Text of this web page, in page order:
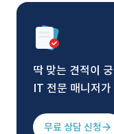
딱 맞는 견적이
IT 전문 매니저
무료 상담 신청